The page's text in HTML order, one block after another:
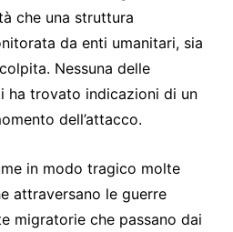
che una struttura
da enti umanitari, sia
Nessuna delle
ha trovato indicazioni di un
dell’attacco.
in modo tragico molte
attraversano le guerre
migratorie che passano dai